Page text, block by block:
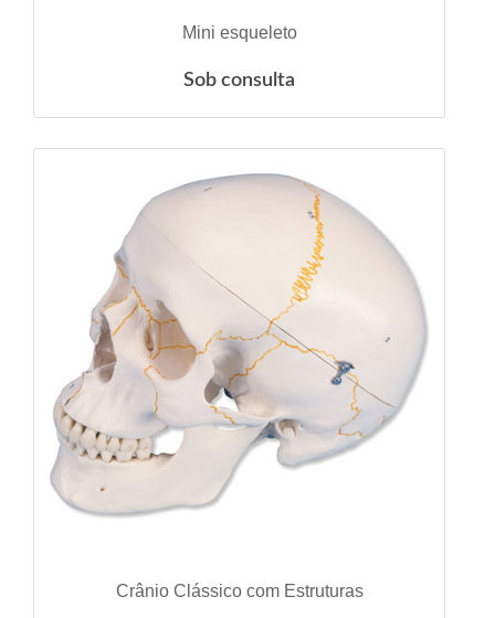
VER DETALHES
Mini esqueleto
Sob consulta
VER DETALHES
Crânio Clássico com Estruturas